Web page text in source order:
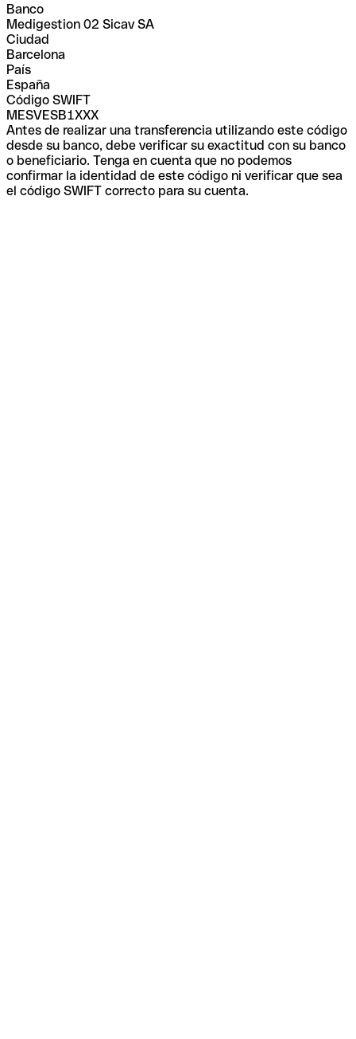
Banco
Medigestion 02 Sicav SA
Ciudad
Barcelona
País
España
Código SWIFT
MESVESB1XXX
Antes de realizar una transferencia utilizando este código
desde su banco, debe verificar su exactitud con su banco
o beneficiario. Tenga en cuenta que no podemos
confirmar la identidad de este código ni verificar que sea
el código SWIFT correcto para su cuenta.